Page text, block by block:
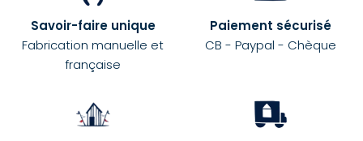
Savoir-faire unique
Fabrication manuelle et
française
Paiement sécurisé
CB - Paypal - Chèque